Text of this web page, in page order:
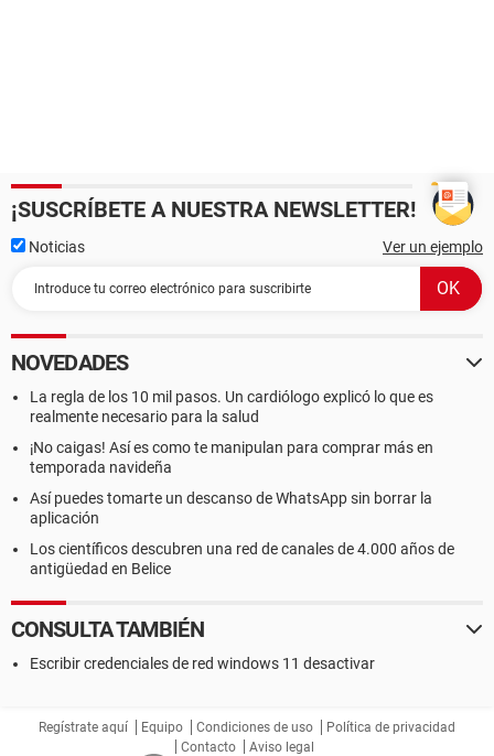
¡SUSCRÍBETE A NUESTRA NEWSLETTER!
Noticias Ver un ejemplo
NOVEDADES
La regla de los 10 mil pasos. Un cardiólogo explicó lo que es
realmente necesario para la salud
¡No caigas! Así es como te manipulan para comprar más en
temporada navideña
Así puedes tomarte un descanso de WhatsApp sin borrar la
aplicación
Los científicos descubren una red de canales de 4.000 años de
antigüedad en Belice
CONSULTA TAMBIÉN
Escribir credenciales de red windows 11 desactivar
Regístrate aquí Equipo Condiciones de uso
Política de privacidad
Contacto
Aviso legal